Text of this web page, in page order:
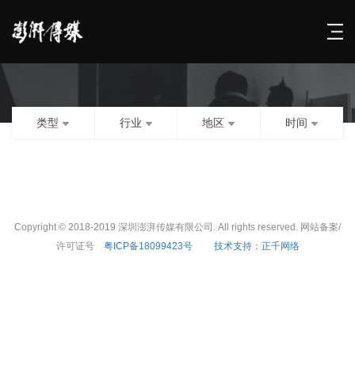
类型 行业 地区 时间
Copyright © 2018-2019 深圳澎湃传媒有限公司. All rights reserved. 网站备案/
许可证号 粤ICP备18099423号 技术支持：正千网络